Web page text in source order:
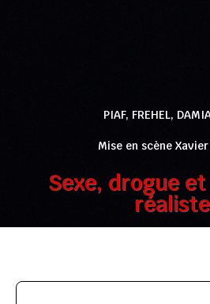
PIAF, FREHEL,
Mise en scène Xavier
Sexe, drogue